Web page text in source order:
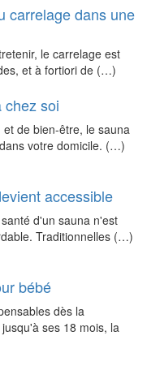
carrelage dans une
le carrelage est
et à fortiori de (…)
chez soi
de bien-être, le sauna
votre domicile. (…)
accessible
d'un sauna n'est
Traditionnelles (…)
bébé
dès la
ses 18 mois, la